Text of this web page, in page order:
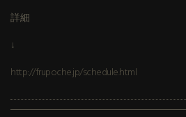
詳細
↓
http://frupoche.jp/schedule.html